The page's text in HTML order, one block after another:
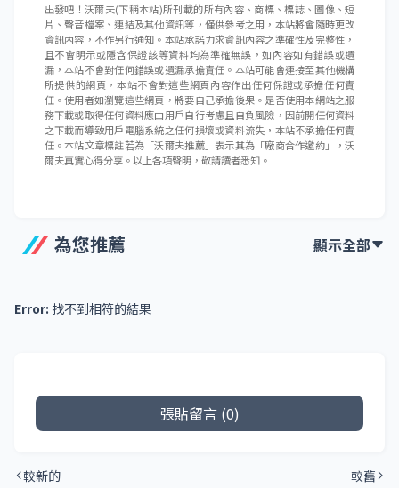
出發吧！沃爾夫(下稱本站)所刊載的所有內容、商標、標誌、圖像、短
片、聲音檔案、連結及其他資訊等，僅供參考之用，本站將會隨時更改
資訊內容，不作另行通知。本站承諾力求資訊內容之準確性及完整性，
且不會明示或隱含保證該等資料均為準確無誤，如內容如有錯誤或遺
漏，本站不會對任何錯誤或遺漏承擔責任。本站可能會連接至其他機構
所提供的網頁，本站不會對這些網頁內容作出任何保證或承擔任何責
任。使用者如瀏覽這些網頁，將要自己承擔後果。是否使用本網站之服
務下載或取得任何資料應由用戶自行考慮且自負風險，因前開任何資料
之下載而導致用戶電腦系統之任何損壞或資料流失，本站不承擔任何責
任。本站文章標註若為「沃爾夫推薦」表示其為「廠商合作邀約」，沃
爾夫真實心得分享。以上各項聲明，敬請讀者悉知。
為您推薦 顯示全部
Error: 找不到相符的結果
張貼留言 (0)
較新的 較舊